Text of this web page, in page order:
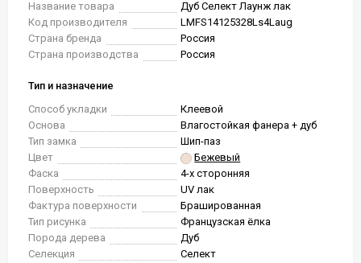
Название товара
Дуб Селект Лаунж лак
Код производителя
LMFS14125328Ls4Laug
Страна бренда
Россия
Страна производства
Россия
Тип и назначение
Способ укладки
Клеевой
Основа
Влагостойкая фанера + дуб
Тип замка
Шип-паз
Цвет
Бежевый
Фаска
4-х сторонняя
Поверхность
UV лак
Фактура поверхности
Брашированная
Тип рисунка
Французская ёлка
Порода дерева
Дуб
Селекция
Селект